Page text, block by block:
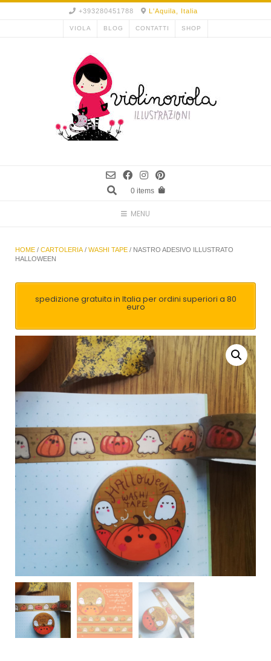
+393280451788 L'Aquila, Italia
VIOLA BLOG CONTATTI SHOP
0 items
MENU
HOME / CARTOLERIA / WASHI TAPE / NASTRO ADESIVO ILLUSTRATO
HALLOWEEN
spedizione gratuita in Italia per ordini superiori a 80
euro